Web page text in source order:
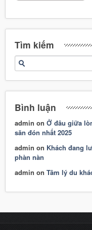
Tìm kiếm
Bình luận
admin onỞ đâu giữa
săn đón nhất 2025
admin on Khách đang
phàn nàn
admin onTâm lý du